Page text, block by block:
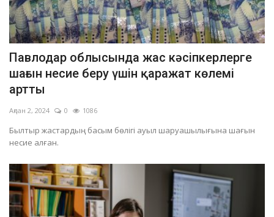
Павлодар облысында жас кәсіпкерлерге
шағын несие беру үшін қаражат көлемі
артты
Ақпан 2, 2024 0 1086
Былтыр жастардың басым бөлігі ауыл шаруашылығына шағын
несие алған.